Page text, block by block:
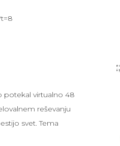
potekal virtualno 48
reševanju
svet. Tema